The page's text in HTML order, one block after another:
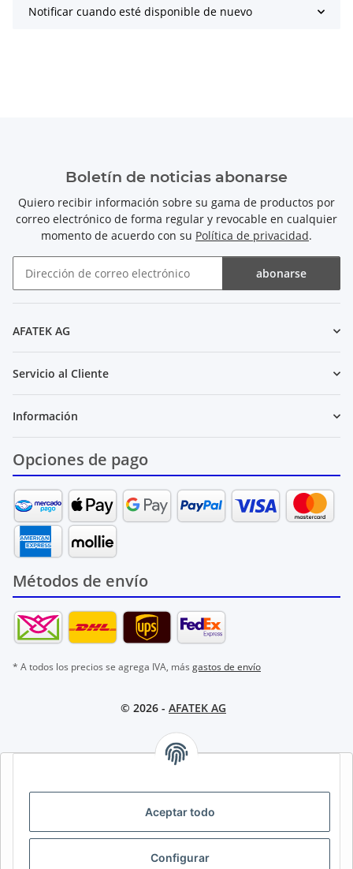
Aceptar todo
Configurar
Notificar cuando esté disponible de nuevo
Boletín de noticias abonarse
Quiero recibir información sobre su gama de productos por
correo electrónico de forma regular y revocable en cualquier
momento de acuerdo con su Política de privacidad.
abonarse
AFATEK AG
Servicio al Cliente
Información
Opciones de pago
Métodos de envío
* A todos los precios se agrega IVA, más gastos de envío
© 2026 - AFATEK AG
SELECT REGION & LANGUAGE | CHOISIR LA RÉGION ET LA
DE AT CH (DE) CH (FR)
BE (NL)